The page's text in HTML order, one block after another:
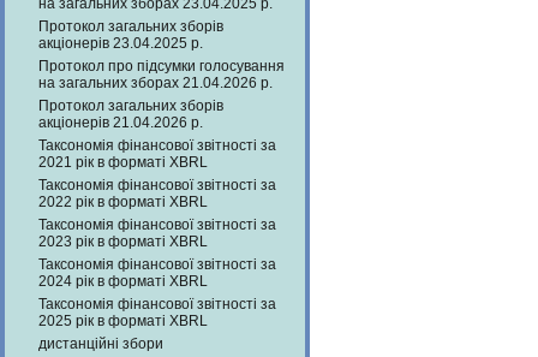
на загальних зборах 23.04.2025 р.
Протокол загальних зборів
акціонерів 23.04.2025 р.
Протокол про підсумки голосування
на загальних зборах 21.04.2026 р.
Протокол загальних зборів
акціонерів 21.04.2026 р.
Таксономія фінансової звітності за
2021 рік в форматі XBRL
Таксономія фінансової звітності за
2022 рік в форматі XBRL
Таксономія фінансової звітності за
2023 рік в форматі XBRL
Таксономія фінансової звітності за
2024 рік в форматі XBRL
Таксономія фінансової звітності за
2025 рік в форматі XBRL
дистанційні збори